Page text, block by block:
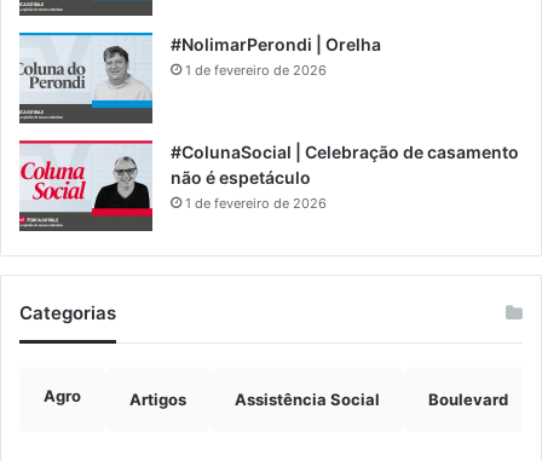
#NolimarPerondi | Orelha
1 de fevereiro de 2026
#ColunaSocial | Celebração de casamento
não é espetáculo
1 de fevereiro de 2026
Categorias
Agro Artigos Assistência Social Boulevard